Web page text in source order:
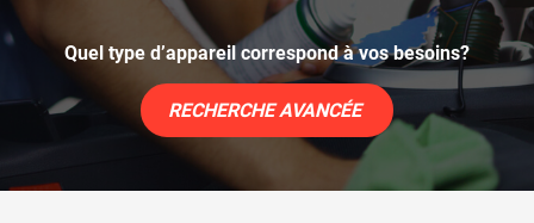
Quel type d’appareil correspond à vos besoins?
RECHERCHE AVANCÉE